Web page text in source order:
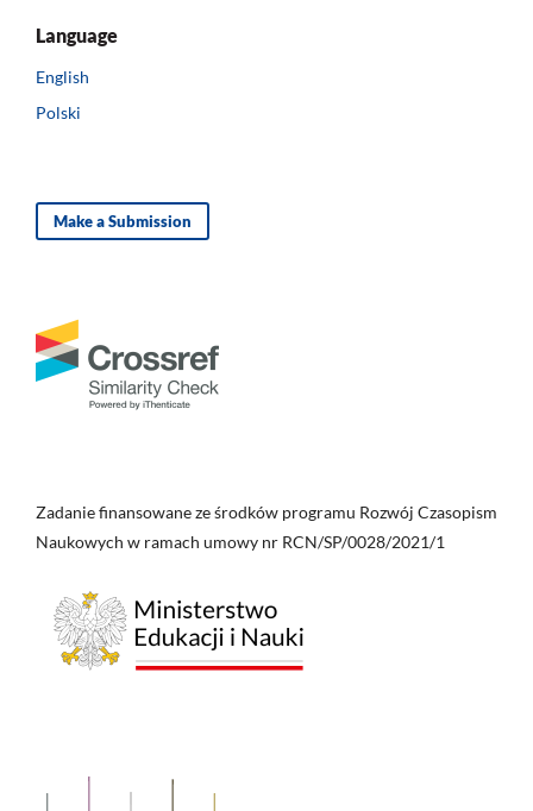
Language
English
Polski
Make a Submission
Zadanie finansowane ze środków programu Rozwój Czasopism
Naukowych w ramach umowy nr RCN/SP/0028/2021/1